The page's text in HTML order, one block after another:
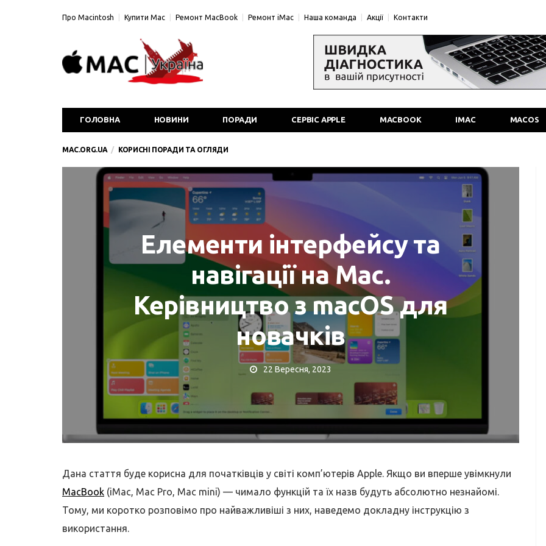
Про Macintosh Купити Mac Ремонт MacBook Ремонт iMac Наша команда Акції Контакти
ГОЛОВНА НОВИНИ ПОРАДИ СЕРВІС APPLE MACBOOK IMAC MACOS
MAC.ORG.UA КОРИСНІ ПОРАДИ ТА ОГЛЯДИ
Елементи інтерфейсу та
навігації на Mac.
Керівництво з macOS для
новачків
22 Вересня, 2023
Дана стаття буде корисна для початківців у світі комп’ютерів Apple. Якщо ви вперше увімкнули
MacBook (iMac, Mac Pro, Mac mini) — чимало функцій та їх назв будуть абсолютно незнайомі.
Тому, ми коротко розповімо про найважливіші з них, наведемо докладну інструкцію з
використання.
КОРИСНІ ПОРАДИ ТА ОГЛЯДИ
Де купити MacBook?
Як перевірити?
жорсткого диску,
флешки, SD